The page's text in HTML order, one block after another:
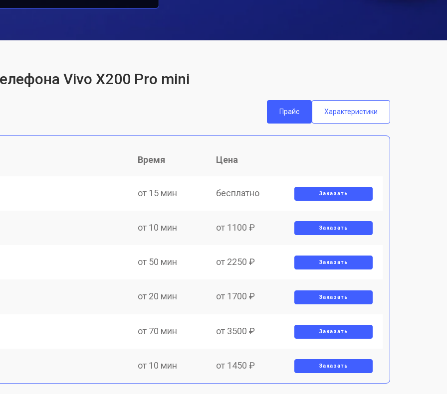
Vivo X200 Pro mini
Прайс
Характеристики
Время Цена
от 15 мин бесплатно Заказать
от 10 мин от 1100 ₽ Заказать
от 50 мин от 2250 ₽ Заказать
от 20 мин от 1700 ₽ Заказать
от 70 мин от 3500 ₽ Заказать
от 10 мин от 1450 ₽ Заказать